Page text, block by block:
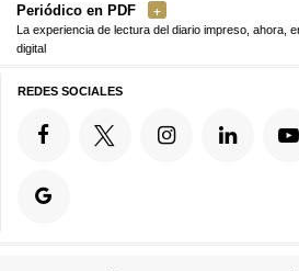
Periódico en PDF
La experiencia de lectura del diario impreso, ahora,
digital
REDES SOCIALES